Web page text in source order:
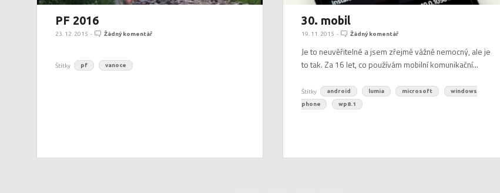
PF 2016
23. 12. 2015 - Žádný komentář
Štítky pf vanoce
30. mobil
19. 11. 2015 - Žádný komentář
Je to neuvěřitelné a jsem zřejmě vážně nemocný, ale je
to tak. Za 16 let, co používám mobilní komunikační...
Štítky android lumia microsoft
windows
phone
wp8.1